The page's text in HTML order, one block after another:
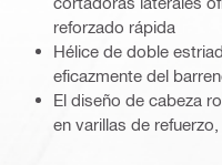
reforzado rápida
Hélice de doble
eficazmente del
El diseño de cabeza
en varillas de